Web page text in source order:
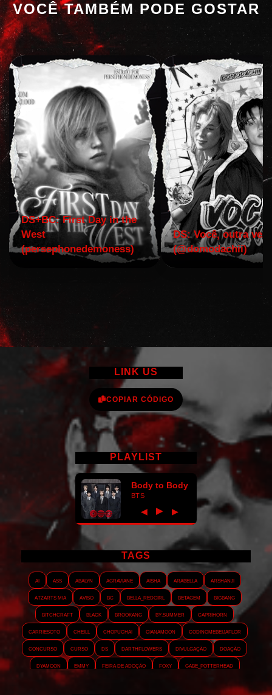
VOCÊ TAMBÉM PODE GOSTAR
DS+BC: First Day in the
West
(persephonedemoness)
DS: Você, outra vez!
(@domodachii)
LINK US
COPIAR CÓDIGO
PLAYLIST
Body to Body
BTS
◀ ► ▶
TAGS
AI ASS Abalyn Agraviane Aisha Arabella
Arshanji
Atzarts Mia
Aviso BC Bella_RedGirl Betagem
Bigbang
Bitchcraft
Black Brookang By.summer
Caprihorn
Carriesoto
Cheill Chopuchai Cianamoon
Codinomebeijaflor
Concurso
Curso DS Darthflowers Divulgação
Doação
Dyamoon
Emmy Feira de adoção Foxy
Gabe_Potterhead
GeminnieKook